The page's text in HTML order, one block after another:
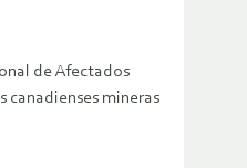
de Afectados
canadienses mineras